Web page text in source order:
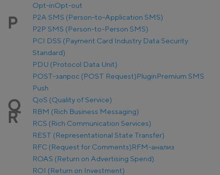
Opt-inOpt-out
P
P2A SMS (Person-to-Application SMS)
P2P SMS (Person-to-Person SMS)
PCI DSS (Payment Card Industry Data Security
Standard)
PDU (Protocol Data Unit)
POST-запрос (POST Request)PluginPremium SMS
Push
Q QoS (Quality of Service)
R
RBM (Rich Business Messaging)
RCS (Rich Communication Services)
REST (Representational State Transfer)
RFC (Request for Comments)RFM-анализ
ROAS (Return on Advertising Spend)
ROI (Return on Investment)